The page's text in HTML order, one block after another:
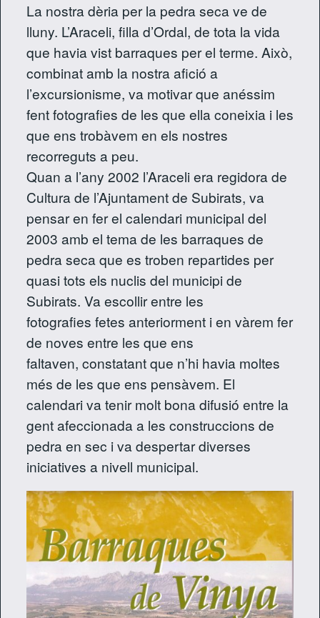
La nostra dèria per la pedra seca ve de
lluny. L’Araceli, filla d’Ordal, de tota la vida
que havia vist barraques per el terme. Això,
combinat amb la nostra afició a
l’excursionisme, va motivar que anéssim
fent fotografies de les que ella coneixia i les
que ens trobàvem en els nostres
recorreguts a peu.
Quan a l’any 2002 l’Araceli era regidora de
Cultura de l’Ajuntament de Subirats, va
pensar en fer el calendari municipal del
2003 amb el tema de les barraques de
pedra seca que es troben repartides per
quasi tots els nuclis del municipi de
Subirats. Va escollir entre les
fotografies fetes anteriorment i en vàrem fer
de noves entre les que ens
faltaven, constatant que n’hi havia moltes
més de les que ens pensàvem. El
calendari va tenir molt bona difusió entre la
gent afeccionada a les construccions de
pedra en sec i va despertar diverses
iniciatives a nivell municipal.